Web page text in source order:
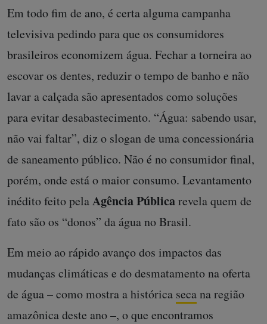
Em todo fim de ano, é certa alguma campanha
televisiva pedindo para que os consumidores
brasileiros economizem água. Fechar a torneira ao
escovar os dentes, reduzir o tempo de banho e não
lavar a calçada são apresentados como soluções
para evitar desabastecimento. “Água: sabendo usar,
não vai faltar”, diz o slogan de uma concessionária
de saneamento público. Não é no consumidor final,
porém, onde está o maior consumo. Levantamento
inédito feito pelaAgência Públicarevela quem de
fato são os “donos” da água no Brasil.
Em meio ao rápido avanço dos impactos das
mudanças climáticas e do desmatamento na oferta
de água – como mostra a histórica secana região
amazônica deste ano –, o que encontramos